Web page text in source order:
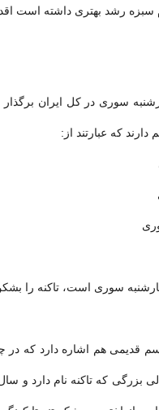
سبزه رشد بهتری داشته است
سوری در کل ایران
که عبارتند از:
سوری است، تاکنه را
قدیمی هم اشاره دارد که در
که تاکنه نام دارد و سال